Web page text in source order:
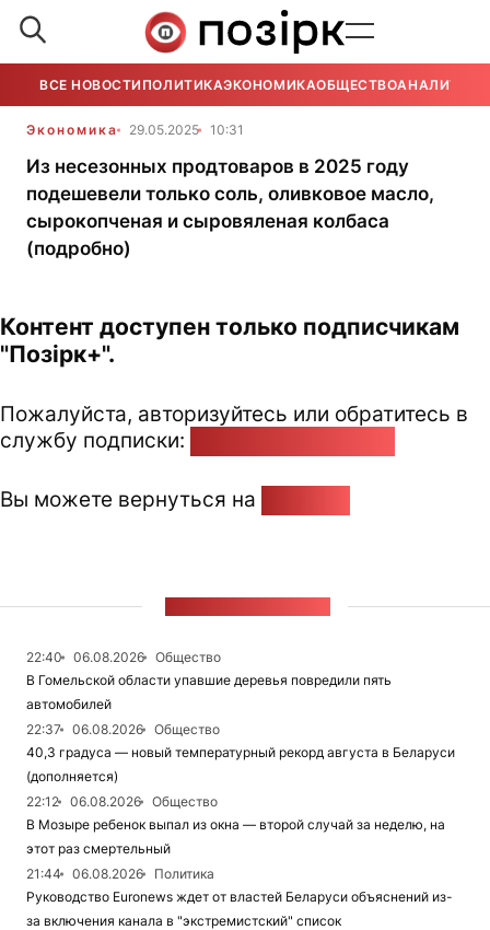
ВСЕ НОВОСТИ ПОЛИТИКАЭКОНОМИКАОБЩЕСТВОАНАЛИТИКА
Экономика 29.05.2025 10:31
Из несезонных продтоваров в 2025 году
подешевели только соль, оливковое масло,
сырокопченая и сыровяленая колбаса
(подробно)
Контент доступен только подписчикам
"Позірк+".
Пожалуйста, авторизуйтесь или обратитесь в
службу подписки:
Вы можете вернуться на
22:40 06.08.2026
Общество
В Гомельской области упавшие деревья повредили пять
автомобилей
22:37
06.08.2026
Общество
40,3 градуса — новый температурный рекорд августа в Беларуси
(дополняется)
22:12
06.08.2026
Общество
В Мозыре ребенок выпал из окна — второй случай за неделю, на
этот раз смертельный
21:44
06.08.2026
Политика
Руководство Euronews ждет от властей Беларуси объяснений из-
за включения канала в "экстремистский" список